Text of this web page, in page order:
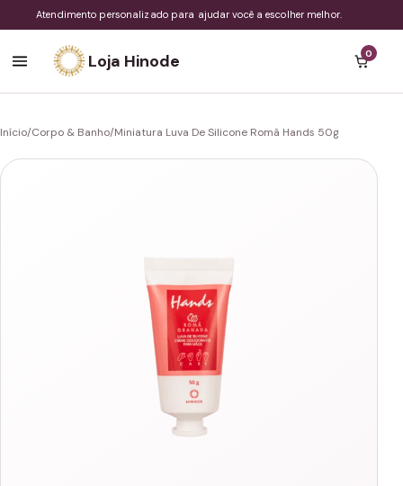
Atendimento personalizado para ajudar você a escolher melhor.
Loja Hinode 0
Início/Corpo & Banho/Miniatura Luva De Silicone Romã Hands 50g